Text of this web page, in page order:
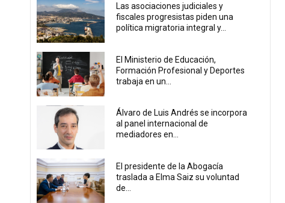
Las asociaciones judiciales y
fiscales progresistas piden una
política migratoria integral y...
El Ministerio de Educación,
Formación Profesional y Deportes
trabaja en un...
Álvaro de Luis Andrés se incorpora
al panel internacional de
mediadores en...
El presidente de la Abogacía
traslada a Elma Saiz su voluntad
de...